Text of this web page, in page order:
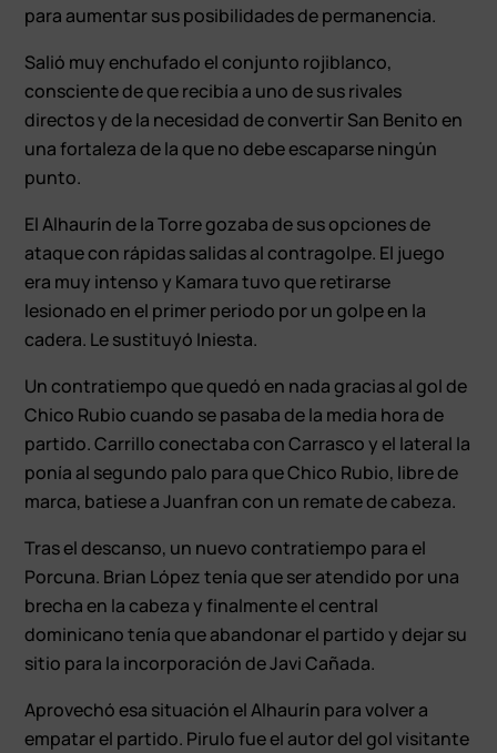
para aumentar sus posibilidades de permanencia.
Salió muy enchufado el conjunto rojiblanco,
consciente de que recibía a uno de sus rivales
directos y de la necesidad de convertir San Benito en
una fortaleza de la que no debe escaparse ningún
punto.
El Alhaurín de la Torre gozaba de sus opciones de
ataque con rápidas salidas al contragolpe. El juego
era muy intenso y Kamara tuvo que retirarse
lesionado en el primer periodo por un golpe en la
cadera. Le sustituyó Iniesta.
Un contratiempo que quedó en nada gracias al gol de
Chico Rubio cuando se pasaba de la media hora de
partido. Carrillo conectaba con Carrasco y el lateral la
ponía al segundo palo para que Chico Rubio, libre de
marca, batiese a Juanfran con un remate de cabeza.
Tras el descanso, un nuevo contratiempo para el
Porcuna. Brian López tenía que ser atendido por una
brecha en la cabeza y finalmente el central
dominicano tenía que abandonar el partido y dejar su
sitio para la incorporación de Javi Cañada.
Aprovechó esa situación el Alhaurín para volver a
empatar el partido. Pirulo fue el autor del gol visitante